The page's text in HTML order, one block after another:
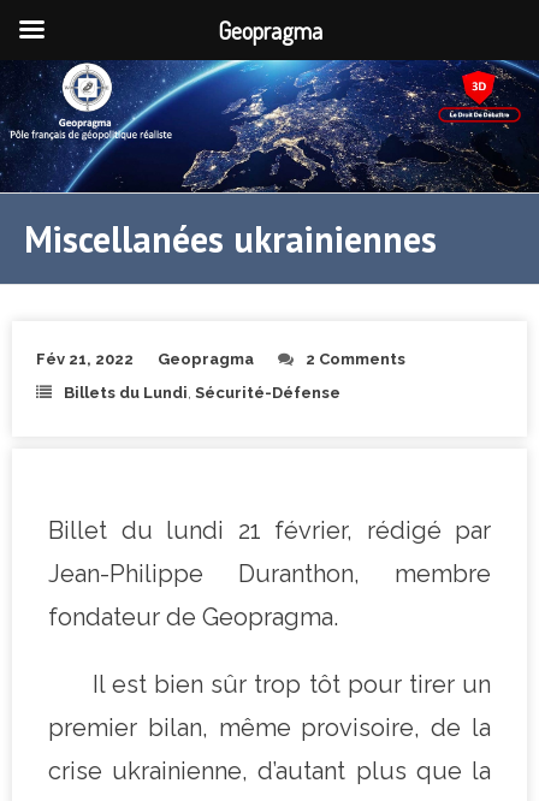
Miscellanées ukrainiennes
Fév 21, 2022 Geopragma
2 Comments
Billets du Lundi Sécurité-Défense
Billet du lundi 21 février, rédigé par
Jean-Philippe Duranthon, membre
fondateur de Geopragma.
Il est bien sûr trop tôt pour tirer un
premier bilan, même provisoire, de la
crise ukrainienne, d’autant plus que la
Geopragma